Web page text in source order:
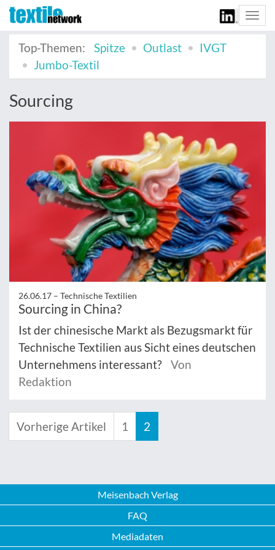
Top-Themen:
Spitze Outlast
IVGT
Jumbo-Textil
Sourcing
26.06.17 – Technische Textilien
Sourcing in China?
Ist der chinesische Markt als Bezugsmarkt für
Technische Textilien aus Sicht eines deutschen
Unternehmens interessant?
Von
Redaktion
Vorherige Artikel 1 2
Meisenbach Verlag
FAQ
Mediadaten